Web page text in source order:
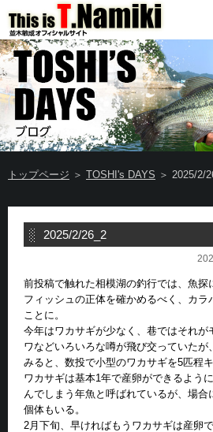
トップページ ＞ TOSHI's DAYS ＞ 2025/2/
2025/2/26_2
前投稿で触れた相模湖の釣行では、魚探
フィッシュの正体を確かめるべく、カラ
ことに。
今年はワカサギが少なく、巷ではそれが
ワなどいろいろな噂が飛び交っていたが
みると、数投で小型のワカサギを5匹程キ
ワカサギは基本1年で産卵ができるよう
んでしまう年魚と呼ばれているが、場合
個体もいる。
2月下旬、早ければもうワカサギは産卵